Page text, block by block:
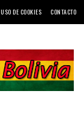
USO DE COOKIES CONTACTO